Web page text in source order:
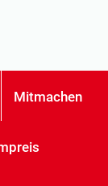
Mitmachen